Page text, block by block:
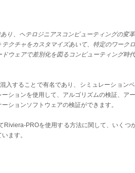
り、ヘテロジニアスコンピューティングの変
クチャをカスタマイズあいて、特定のワーク
ウェアで差別化を図るコンピューティング時
入することで有名であり、シミュレーション
ションを使用して、アルゴリズムの検証、ア
ションソフトウェアの検証ができます。
PROを使用する方法に関して、いくつ
ます。